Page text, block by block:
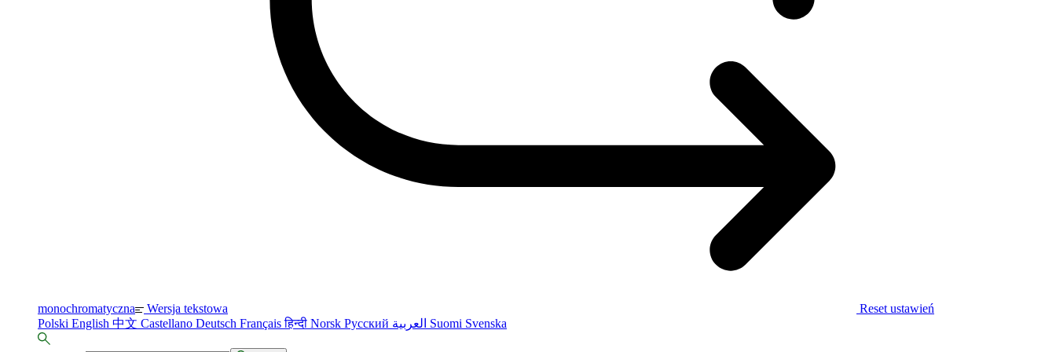
monochromatyczna Wersja tekstowa
Reset ustawień
Polski English 中文 Castellano Deutsch Françaisहिन्दी Norsk Русский Suomi Svenska